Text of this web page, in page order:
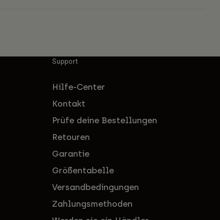
Support
Hilfe-Center
Kontakt
Prüfe deine Bestellungen
Retouren
Garantie
Größentabelle
Versandbedingungen
Zahlungsmethoden